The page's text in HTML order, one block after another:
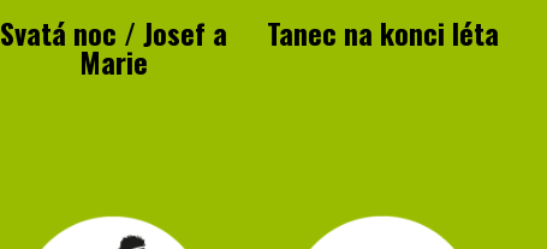
Svatá noc / Josef a
Marie
Tanec na konci léta